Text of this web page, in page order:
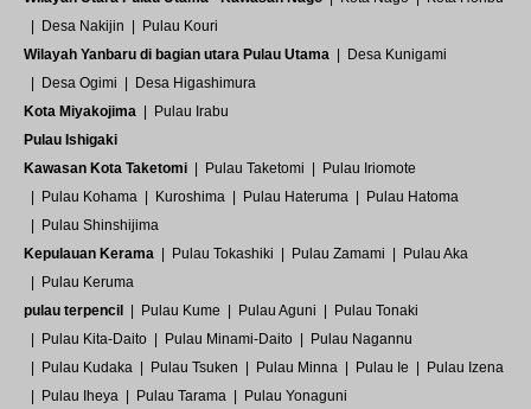
Desa Nakijin
Pulau Kouri
Wilayah Yanbaru di bagian utara Pulau Utama
Desa Kunigami
Desa Ogimi
Desa Higashimura
Kota Miyakojima
Pulau Irabu
Pulau Ishigaki
Kawasan Kota Taketomi
Pulau Taketomi
Pulau Iriomote
Pulau Kohama
Kuroshima Pulau Hateruma
Pulau Hatoma
Pulau Shinshijima
Kepulauan Kerama
Pulau Tokashiki Pulau Zamami
Pulau Aka
Pulau Keruma
pulau terpencil
Pulau Kume Pulau Aguni
Pulau Tonaki
Pulau Kita-Daito
Pulau Minami-Daito
Pulau Nagannu
Pulau Kudaka
Pulau Tsuken Pulau Minna Pulau Ie
Pulau Izena
Pulau Iheya
Pulau Tarama Pulau Yonaguni